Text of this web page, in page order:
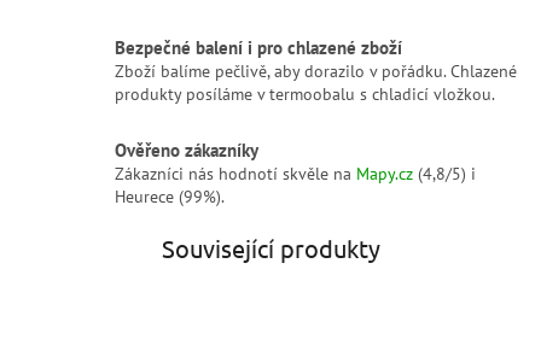
Bezpečné balení i pro chlazené zboží
Zboží balíme pečlivě, aby dorazilo v pořádku. Chlazené
produkty posíláme v termoobalu s chladicí vložkou.
Ověřeno zákazníky
Zákazníci nás hodnotí skvěle na Mapy.cz (4,8/5) i
Heurece (99%).
Související produkty